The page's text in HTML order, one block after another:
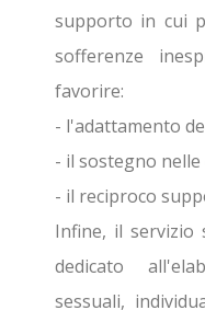
supporto in cui
sofferenze
favorire:
- l'adattamento
- il sostegno
- il reciproco
Infine, il servizio
dedicato
sessuali,